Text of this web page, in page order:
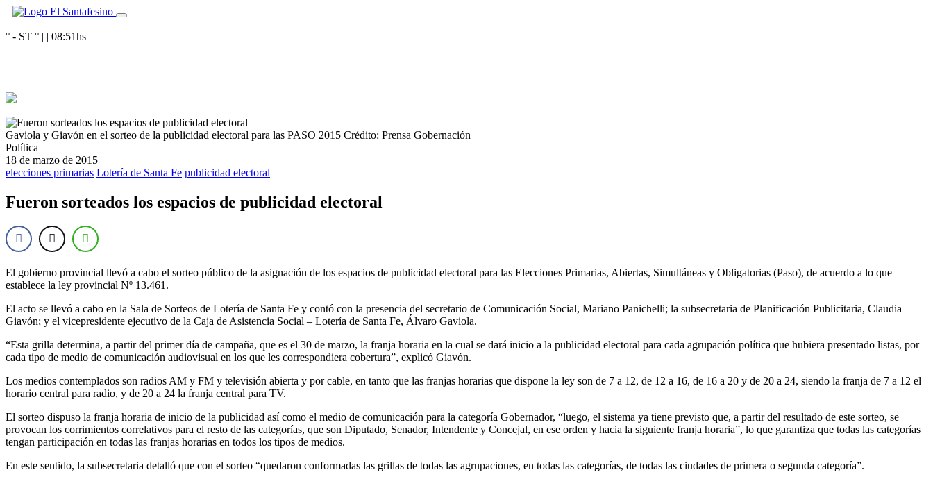
° - ST ° | | 08:51hs
Gaviola y Giavón en el sorteo de la publicidad electoral para las PASO 2015 Crédito: Prensa Gobernación
Política
18 de marzo de 2015
elecciones primarias Lotería de Santa Fe publicidad electoral
Fueron sorteados los espacios de publicidad electoral
El gobierno provincial llevó a cabo el sorteo público de la asignación de los espacios de publicidad electoral para las Elecciones Primarias, Abiertas, Simultáneas y Obligatorias (Paso), de acuerdo a lo que
establece la ley provincial Nº 13.461.
El acto se llevó a cabo en la Sala de Sorteos de Lotería de Santa Fe y contó con la presencia del secretario de Comunicación Social, Mariano Panichelli; la subsecretaria de Planificación Publicitaria, Claudia
Giavón; y el vicepresidente ejecutivo de la Caja de Asistencia Social – Lotería de Santa Fe, Álvaro Gaviola.
“Esta grilla determina, a partir del primer día de campaña, que es el 30 de marzo, la franja horaria en la cual se dará inicio a la publicidad electoral para cada agrupación política que hubiera presentado listas, por
cada tipo de medio de comunicación audiovisual en los que les correspondiera cobertura”, explicó Giavón.
Los medios contemplados son radios AM y FM y televisión abierta y por cable, en tanto que las franjas horarias que dispone la ley son de 7 a 12, de 12 a 16, de 16 a 20 y de 20 a 24, siendo la franja de 7 a 12 el
horario central para radio, y de 20 a 24 la franja central para TV.
El sorteo dispuso la franja horaria de inicio de la publicidad así como el medio de comunicación para la categoría Gobernador, “luego, el sistema ya tiene previsto que, a partir del resultado de este sorteo, se
provocan los corrimientos correlativos para el resto de las categorías, que son Diputado, Senador, Intendente y Concejal, en ese orden y hacia la siguiente franja horaria”, lo que garantiza que todas las categorías
tengan participación en todas las franjas horarias en todos los tipos de medios.
En este sentido, la subsecretaria detalló que con el sorteo “quedaron conformadas las grillas de todas las agrupaciones, en todas las categorías, de todas las ciudades de primera o segunda categoría”.